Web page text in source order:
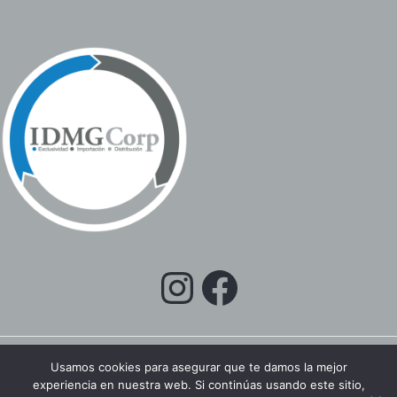
Copyright © 2026 IDMGCORP EC
Usamos cookies para asegurar que te damos la mejor
experiencia en nuestra web. Si continúas usando este sitio,